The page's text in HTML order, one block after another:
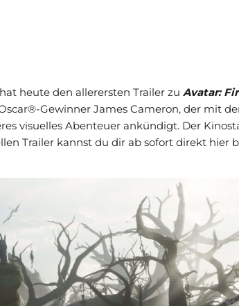
heute den allerersten Trailer zu Avatar:
Gewinner James Cameron, der mit
visuelles Abenteuer ankündigt. Der
Trailer kannst du dir ab sofort direkt hier